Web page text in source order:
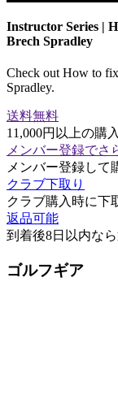
Instructor Series |
Brech Spradley
Check out How to
Spradley.
送料無料
11,000円以上の購
メンバー登録でさ
メンバー登録して
クラブ下取り
クラブ購入時に下
返品可能
到着後8日以内な
ゴルフギア